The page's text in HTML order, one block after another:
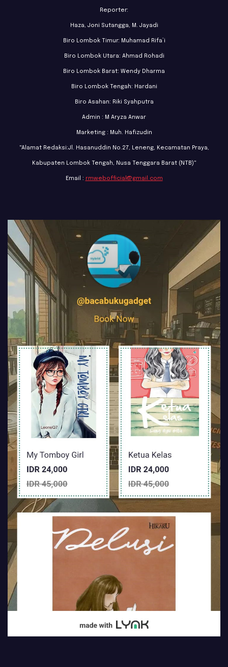
Reporter:
Haza, Joni Sutangga, M. Jayadi
Biro Lombok Timur: Muhamad Rifa’i
Biro Lombok Utara: Ahmad Rohadi
Biro Lombok Barat: Wendy Dharma
Biro Lombok Tengah: Hardani
Biro Asahan: Riki Syahputra
Admin : M Aryza Anwar
Marketing : Muh. Hafizudin
"Alamat Redaksi:Jl. Hasanuddin No.27, Leneng, Kecamatan Praya,
Kabupaten Lombok Tengah, Nusa Tenggara Barat (NTB)"
Email : rmwebofficial@gmail.com